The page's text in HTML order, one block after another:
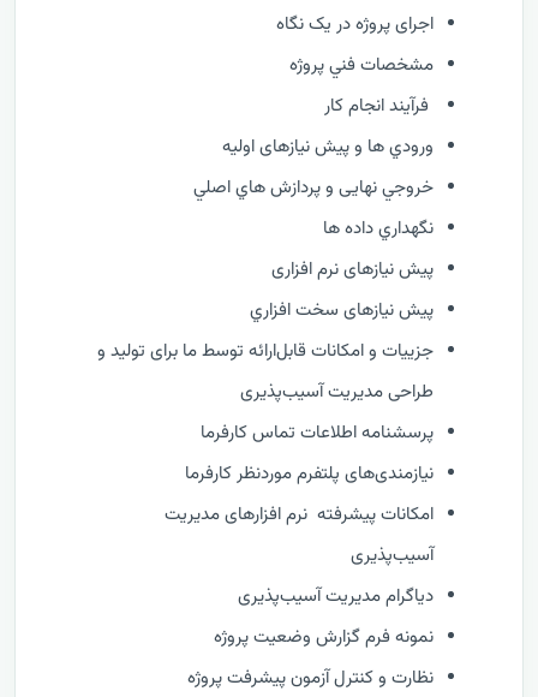
اجرای پروژه در یک نگاه
مشخصات فني پروژه
فرآيند انجام کار
ورودي ها و پیش نیازهای اولیه
خروجي نهایی و پردازش هاي اصلي
نگهداري داده ها
پیش نیازهای نرم افزاری
پیش نیازهای سخت افزاري
جزییات و امکانات قابل‌ارائه توسط ما برای تولید و
طراحی مدیریت آسیب‌پذیری
پرسشنامه اطلاعات تماس کارفرما
نیازمندی‌های پلتفرم موردنظر کارفرما
امکانات پیشرفته نرم افزارهای مدیریت
آسیب‌پذیری
دیاگرام مدیریت آسیب‌پذیری
نمونه فرم گزارش وضعيت پروژه
نظارت و كنترل آزمون پیشرفت پروژه